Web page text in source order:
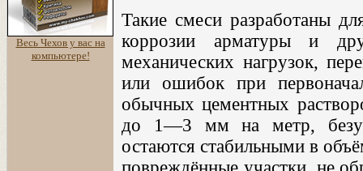
Весь Чехов у вас на
компьютере!
Такие смеси разработаны
коррозии арматуры и
механических нагрузок,
или ошибок при
обычных цементных
до 1—3 мм на метр,
остаются стабильными в